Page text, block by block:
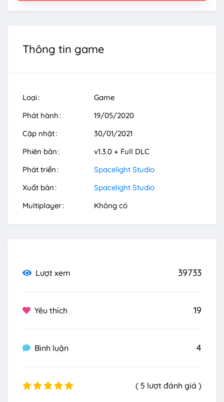
Thông tin game
Loại
Game
Phát hành
19/05/2020
Cập nhật
30/01/2021
Phiên bản
v1.3.0 + Full DLC
Phát triển
Spacelight Studio
Xuất bản
Spacelight Studio
Multiplayer
Không có
Lượt xem 39733
Yêu thích 19
Bình luận 4
( 5 lượt đánh giá )